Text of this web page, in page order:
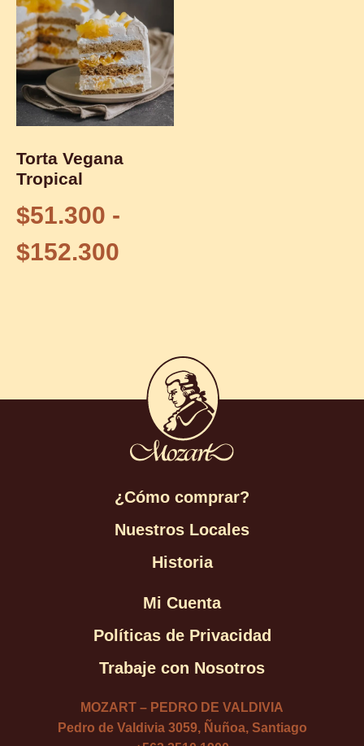
Torta Vegana
Tropical
$51.300 -
$152.300
¿Cómo comprar?
Nuestros Locales
Historia
Mi Cuenta
Políticas de Privacidad
Trabaje con Nosotros
MOZART – PEDRO DE VALDIVIA
Pedro de Valdivia 3059, Ñuñoa, Santiago